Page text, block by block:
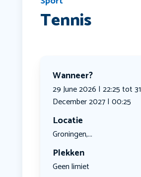
Tennis
Wanneer?
29 June 2026 | 22:25 tot 31
December 2027 | 00:25
Locatie
Groningen,...
Plekken
Geen limiet